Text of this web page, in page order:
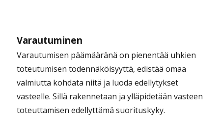
Varautuminen
Varautumisen päämääränä on pienentää uhkien
toteutumisen todennäköisyyttä, edistää omaa
valmiutta kohdata niitä ja luoda edellytykset
vasteelle. Sillä rakennetaan ja ylläpidetään vasteen
toteuttamisen edellyttämä suorituskyky.